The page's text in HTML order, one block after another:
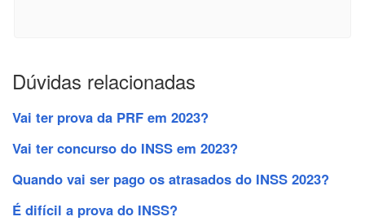
Dúvidas relacionadas
Vai ter prova da PRF em 2023?
Vai ter concurso do INSS em 2023?
Quando vai ser pago os atrasados do INSS 2023?
É difícil a prova do INSS?